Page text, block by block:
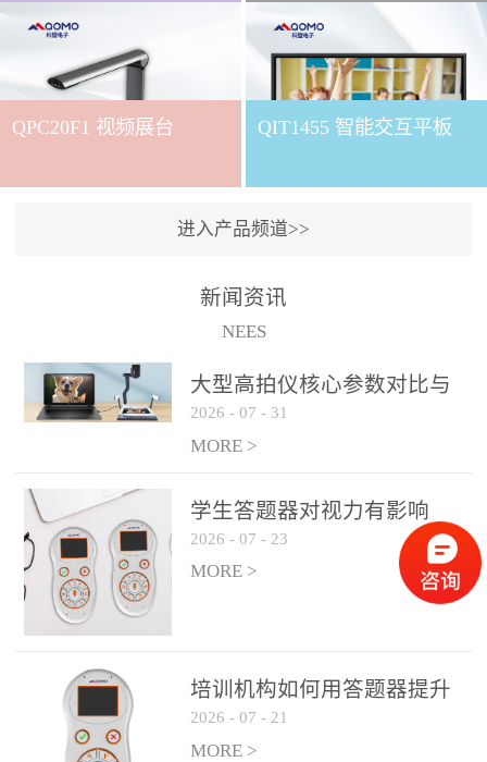
下载QVote授课软件课堂互
动的质量直接影响教学效
果与学生参与度。作为
打造的互动授课软件，
QVote 以 “让每一堂课都充
功能与数据化教学分析，
课堂互动解决方案，重新
定义了师生互动的新模
教学节奏的重要性，采用
“零学习成本” 的设计理
念，教师无需复杂培训即
可快速上手。软件支持与
PPT、白板等常用教学工具
几步：打开软件、选择互
动模式、发起互动任务，
整个过程不超过 30 秒，完
QPC20F1 视频展台 QIT1455 智能交互平板
进入产品频道>>
新闻资讯
NEES
大型高拍仪核心参数对比与
选购建议
2026 - 07 - 31
MORE >
学生答题器对视力有影响
吗？
2026 - 07 - 23
MORE >
培训机构如何用答题器提升
学生专注度
2026 - 07 - 21
MORE >